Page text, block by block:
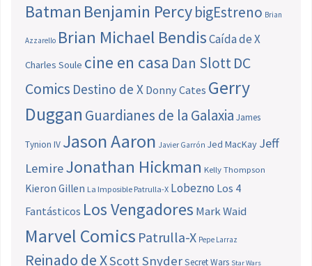
Batman Benjamin PercybigEstreno Brian
Azzarello Brian Michael BendisCaída de X
Charles Soule cine en casa Dan SlottDC
Comics Destino de X Donny Cates Gerry
Duggan Guardianes de la Galaxia James
Tynion IV Jason Aaron Javier Garrón Jed MacKay Jeff
LemireJonathan Hickman Kelly Thompson
Kieron Gillen La Imposible Patrulla-X Lobezno Los 4
Fantásticos Los Vengadores Mark Waid
Marvel Comics Patrulla-X Pepe Larraz
Reinado de XScott SnyderSecret Wars Star Wars